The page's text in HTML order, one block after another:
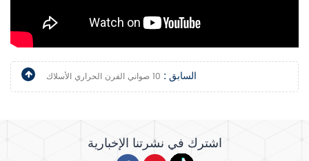
السابق : 10 صواني الفرن الحراري الأسلاك
اشترك في نشرتنا الإخبارية